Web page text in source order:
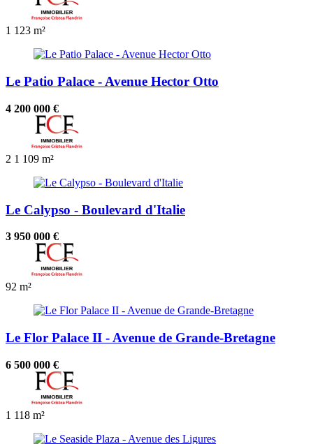
1 123 m²
Le Patio Palace - Avenue Hector Otto
4 200 000 €
2 1 109 m²
Le Calypso - Boulevard d'Italie
3 950 000 €
92 m²
Le Flor Palace II - Avenue de Grande-Bretagne
6 500 000 €
1 118 m²